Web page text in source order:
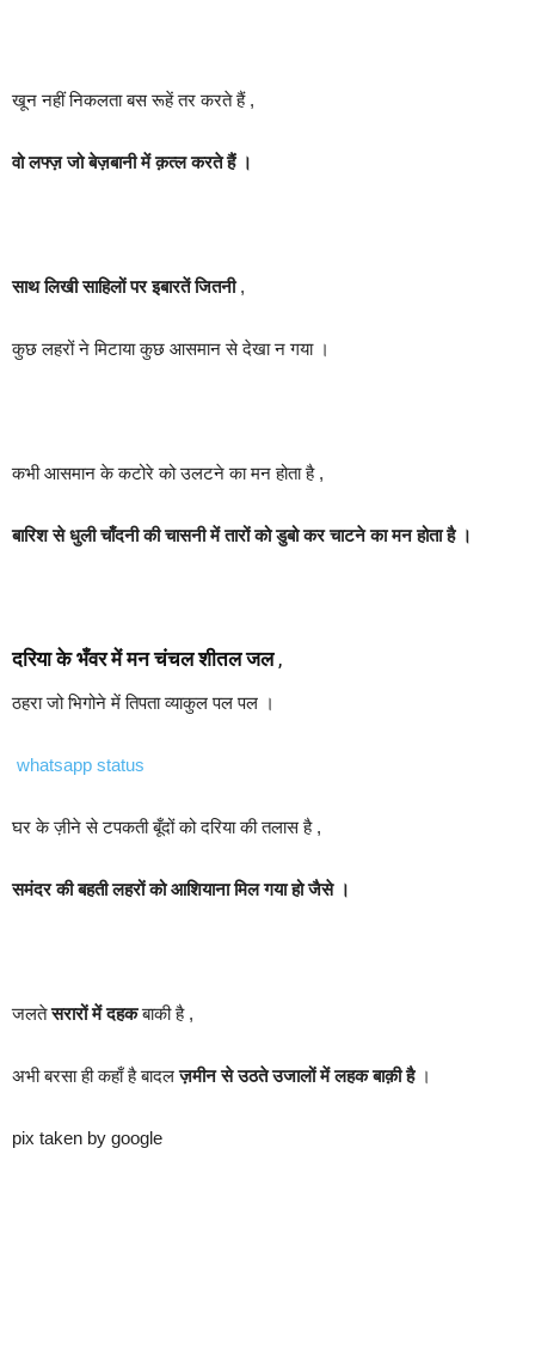
खून नहीं निकलता बस रूहें तर करते हैं ,
वो लफ्ज़ जो बेज़बानी में क़त्ल करते हैं ।
साथ लिखी साहिलों पर इबारतें जितनी,
कुछ लहरों ने मिटाया कुछ आसमान से देखा न गया ।
कभी आसमान के कटोरे को उलटने का मन होता है ,
बारिश से धुली चाँदनी की चासनी में तारों को डुबो कर चाटने का मन होता है ।
दरिया के भँवर में मन चंचल शीतल जल ,
ठहरा जो भिगोने में तिपता व्याकुल पल पल ।
whatsapp status
घर के ज़ीने से टपकती बूँदों को दरिया की तलास है ,
समंदर की बहती लहरों को आशियाना मिल गया हो जैसे ।
जलतेसरारों में दहकबाकी है ,
अभी बरसा ही कहाँ है बादलज़मीन से उठते उजालों में लहक बाक़ी है ।
pix taken by google